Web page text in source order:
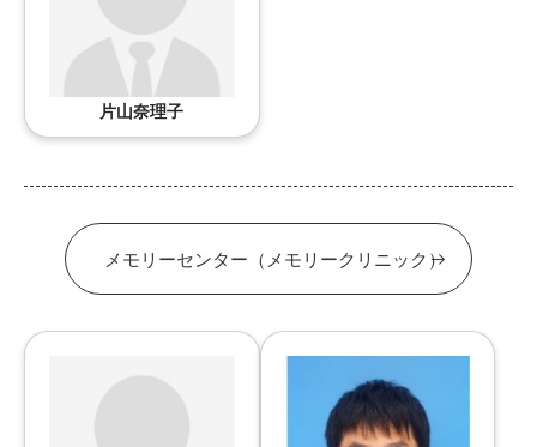
片山奈理子
メモリーセンター（メモリークリニック）